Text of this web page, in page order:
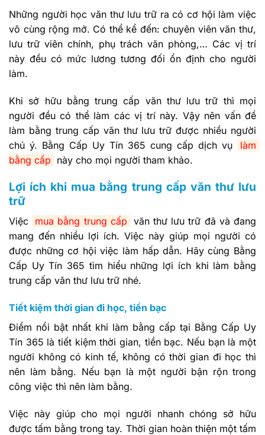
Những người học văn thư lưu trữ ra có cơ hội làm việc
vô cùng rộng mở. Có thể kể đến: chuyên viên văn thư,
lưu trữ viên chính, phụ trách văn phòng,… Các vị trí
này đều có mức lương tương đối ổn định cho người
làm.
Khi sở hữu bằng trung cấp văn thư lưu trữ thì mọi
người đều có thể làm các vị trí này. Vậy nên vấn đề
làm bằng trung cấp văn thư lưu trữ được nhiều người
chú ý. Bằng Cấp Uy Tín 365 cung cấp dịch vụ
làm
bằng cấp này cho mọi người tham khảo.
Lợi ích khi mua bằng trung cấp văn thư lưu
trữ
Việc mua bằng trung cấp văn thư lưu trữ đã và đang
mang đến nhiều lợi ích. Việc này giúp mọi người có
được những cơ hội việc làm hấp dẫn. Hãy cùng Bằng
Cấp Uy Tín 365 tìm hiểu những lợi ích khi làm bằng
trung cấp văn thư lưu trữ nhé.
Tiết kiệm thời gian đi học, tiền bạc
Điểm nổi bật nhất khi làm bằng cấp tại Bằng Cấp Uy
Tín 365 là tiết kiệm thời gian, tiền bạc. Nếu bạn là một
người không có kinh tế, không có thời gian đi học thì
nên làm bằng. Nếu bạn là một người bận rộn trong
công việc thì nên làm bằng.
Việc này giúp cho mọi người nhanh chóng sở hữu
được tấm bằng trong tay. Thời gian hoàn thiện một tấm